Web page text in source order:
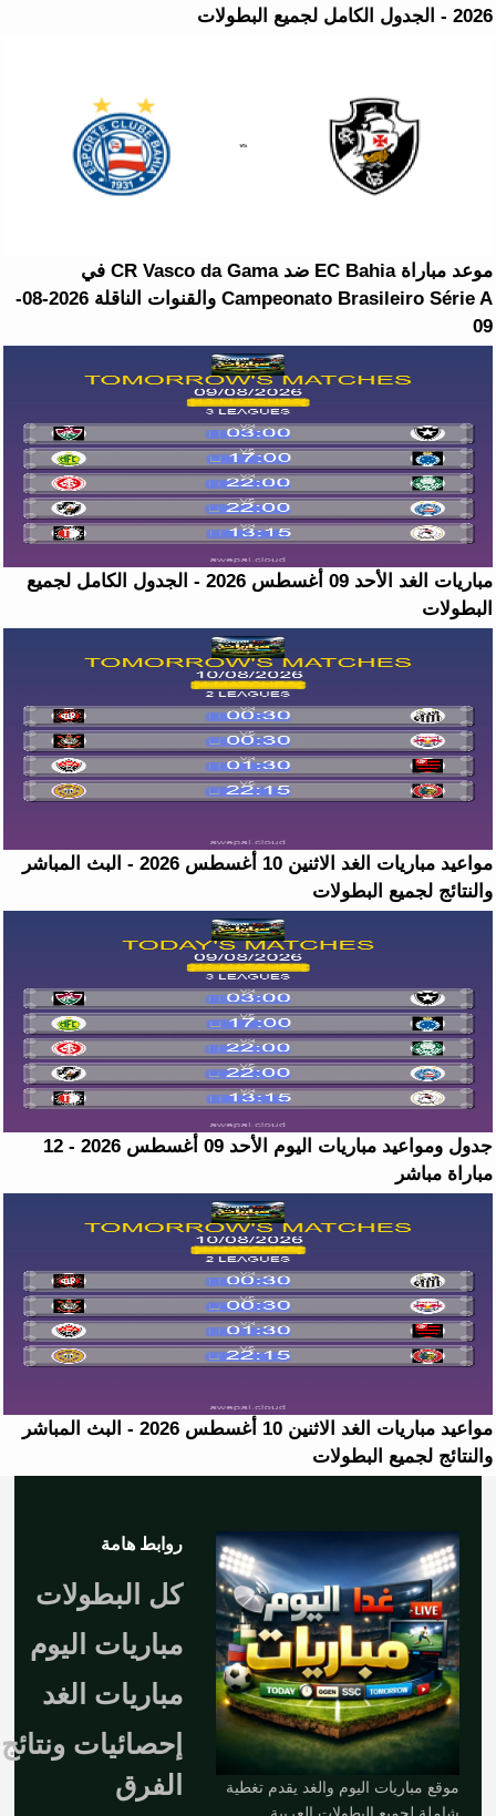
2026 - الجدول الكامل لجميع البطولات
موعد مباراة EC Bahia ضد CR Vasco da Gama في
Campeonato Brasileiro Série A والقنوات الناقلة 2026-08-
09
مباريات الغد الأحد 09 أغسطس 2026 - الجدول الكامل لجميع
البطولات
مواعيد مباريات الغد الاثنين 10 أغسطس 2026 - البث المباشر
والنتائج لجميع البطولات
جدول ومواعيد مباريات اليوم الأحد 09 أغسطس 2026 - 12
مباراة مباشر
مواعيد مباريات الغد الاثنين 10 أغسطس 2026 - البث المباشر
والنتائج لجميع البطولات
موقع مباريات اليوم والغد يقدم تغطية
روابط هامة
كل البطولات
مباريات اليوم
مباريات الغد
إحصائيات ونتائج
الفرق